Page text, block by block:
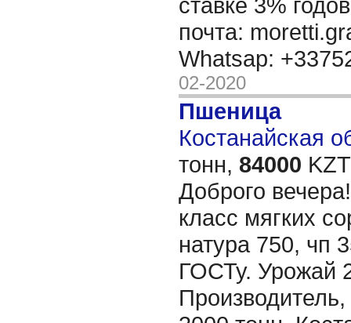
почта:
Whatsap:
02-2020
Пшеница
Костанайская
тонн, 84000
Доброго
класс мягких
натура 750, чп
ГОСТу. Урожай